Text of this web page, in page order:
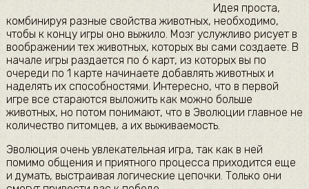
Идея проста,
комбинируя разные свойства животных, необходимо,
чтобы к концу игры оно выжило. Мозг услужливо рисует в
воображении тех животных, которых вы сами создаете. В
начале игры раздается по 6 карт, из которых вы по
очереди по 1 карте начинаете добавлять животных и
наделять их способностями. Интересно, что в первой
игре все стараются выложить как можно больше
животных, но потом понимают, что в Эволюции главное не
количество питомцев, а их выживаемость.
Эволюция очень увлекательная игра, так как в ней
помимо общения и приятного процесса приходится еще
и думать, выстраивая логические цепочки. Только они